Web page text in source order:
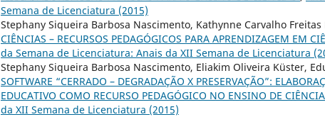
Semana de Licenciatura (2015)
Stephany Siqueira Barbosa Nascimento, Kathynne Carvalho
CIÊNCIAS – RECURSOS PEDAGÓGICOS PARA APRENDIZAGEM EM
da Semana de Licenciatura: Anais da XII Semana de Licenciatura
Stephany Siqueira Barbosa Nascimento, Eliakim Oliveira Küster,
SOFTWARE “CERRADO – DEGRADAÇÃO X PRESERVAÇÃO”:
EDUCATIVO COMO RECURSO PEDAGÓGICO NO ENSINO DE
da XII Semana de Licenciatura (2015)